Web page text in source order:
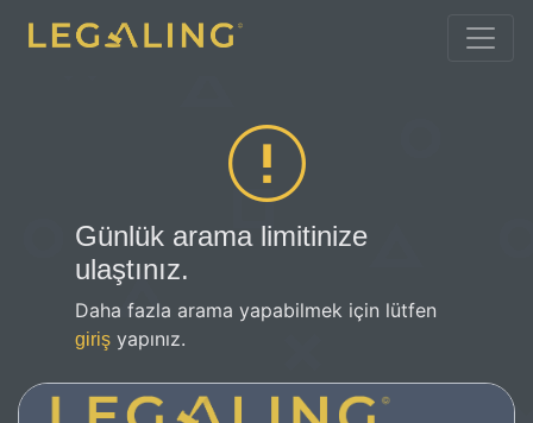
Günlük arama limitinize
ulaştınız.
Daha fazla arama yapabilmek için lütfen
giriş yapınız.